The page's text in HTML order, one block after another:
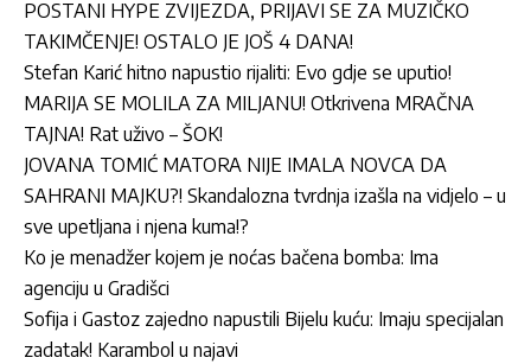
POSTANI HYPE ZVIJEZDA, PRIJAVI SE ZA MUZIČKO
TAKIMČENJE! OSTALO JE JOŠ 4 DANA!
Stefan Karić hitno napustio rijaliti: Evo gdje se uputio!
MARIJA SE MOLILA ZA MILJANU! Otkrivena MRAČNA
TAJNA! Rat uživo – ŠOK!
JOVANA TOMIĆ MATORA NIJE IMALA NOVCA DA
SAHRANI MAJKU?! Skandalozna tvrdnja izašla na vidjelo – u
sve upetljana i njena kuma!?
Ko je menadžer kojem je noćas bačena bomba: Ima
agenciju u Gradišci
Sofija i Gastoz zajedno napustili Bijelu kuću: Imaju specijalan
zadatak! Karambol u najavi